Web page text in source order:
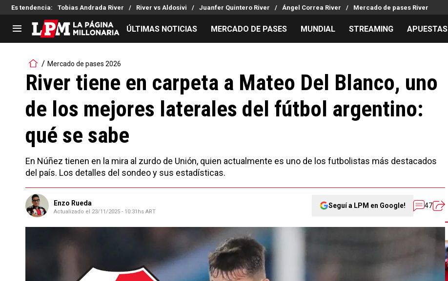
Es tendencia: Tobias Andrada River River vs Aldosivi Juanfer Quintero River Ángel Correa River Mercado de pases River
LIGA PROFESIONAL
Noticias
Tabla de posiciones
Fixture
Reserva
Copa Argentina
Selección Argentina
Mercado de Pases
Análisis tácticos
Juanfer Quintero
Chacho Coudet
Streaming
Entradas
Hinchas
Los goles de River
Guías
Pronósticos
ÚLTIMAS NOTICIAS MERCADO DE PASES MUNDIAL STREAMING APUESTAS
Mercado de pases 2026
River tiene en carpeta a Mateo Del Blanco, uno
de los mejores laterales del fútbol argentino:
qué se sabe
En Núñez tienen en la mira al zurdo de Unión, quien actualmente es uno de los futbolistas más destacados
del país. Los detalles del sondeo y sus estadísticas.
Enzo Rueda
Actualizado el 23/11/2025 - 10:31hs ART
Seguí a LPM en Google! 47